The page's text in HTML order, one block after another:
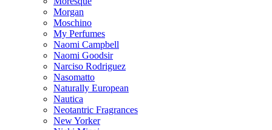
Morgan
Moschino
My Perfumes
Naomi Campbell
Naomi Goodsir
Narciso Rodriguez
Nasomatto
Naturally European
Nautica
Neotantric Fragrances
New Yorker